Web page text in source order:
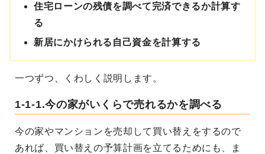
住宅ローンの残債を調べて完済できるか計算す
る
新居にかけられる自己資金を計算する
一つずつ、くわしく説明します。
1-1-1.今の家がいくらで売れるかを調べる
今の家やマンションを売却して買い替えをするので
あれば、買い替えの予算計画を立てるためにも、ま